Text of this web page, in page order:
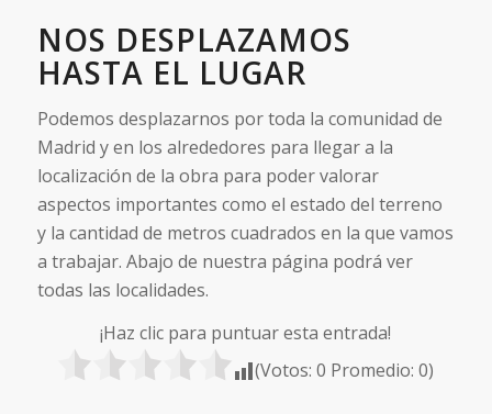
NOS DESPLAZAMOS
HASTA EL LUGAR
Podemos desplazarnos por toda la comunidad de
Madrid y en los alrededores para llegar a la
localización de la obra para poder valorar
aspectos importantes como el estado del terreno
y la cantidad de metros cuadrados en la que vamos
a trabajar. Abajo de nuestra página podrá ver
todas las localidades.
¡Haz clic para puntuar esta entrada!
(Votos:0 Promedio:0)